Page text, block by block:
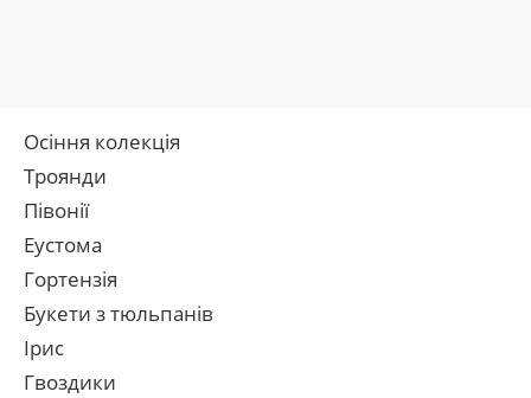
Осіння колекція
Троянди
Півонії
Еустома
Гортензія
Букети з тюльпанів
Ірис
Гвоздики